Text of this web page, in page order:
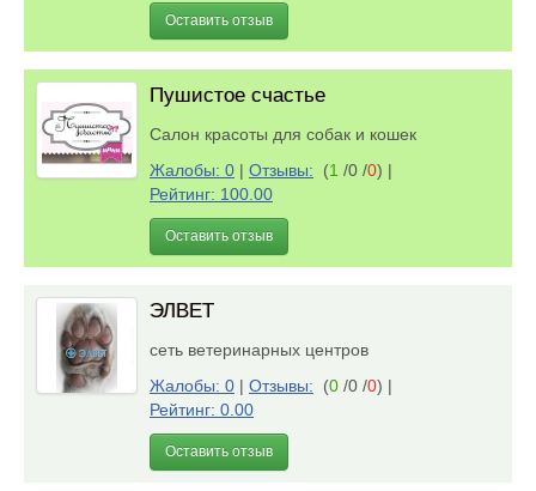
Оставить отзыв
Пушистое счастье
Салон красоты для собак и кошек
Жалобы: 0 | Отзывы: (1 /0 /0) |
Рейтинг: 100.00
Оставить отзыв
ЭЛВЕТ
сеть ветеринарных центров
Жалобы: 0 | Отзывы: (0 /0 /0) |
Рейтинг: 0.00
Оставить отзыв